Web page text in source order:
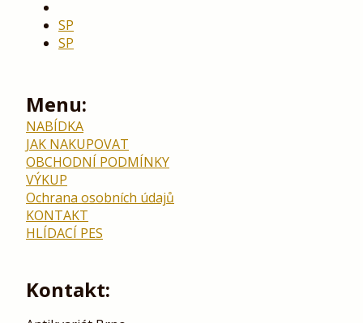
SP
SP
Menu:
NABÍDKA
JAK NAKUPOVAT
OBCHODNÍ PODMÍNKY
VÝKUP
Ochrana osobních údajů
KONTAKT
HLÍDACÍ PES
Kontakt: